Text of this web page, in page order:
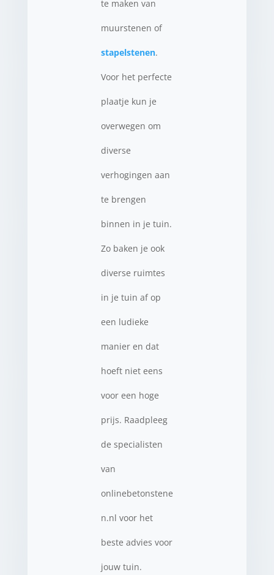
te maken van
muurstenen of
stapelstenen.
Voor het perfecte
plaatje kun je
overwegen om
diverse
verhogingen aan
te brengen
binnen in je tuin.
Zo baken je ook
diverse ruimtes
in je tuin af op
een ludieke
manier en dat
hoeft niet eens
voor een hoge
prijs. Raadpleeg
de specialisten
van
onlinebetonstene
n.nl voor het
beste advies voor
jouw tuin.